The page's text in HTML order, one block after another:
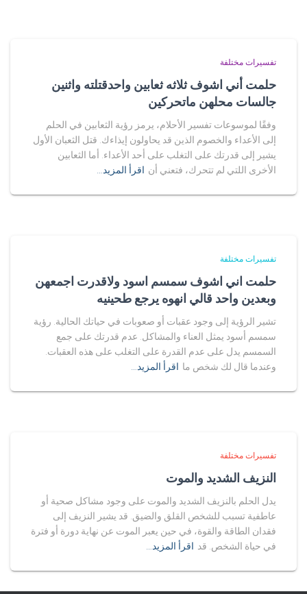
تفسيرات مختلفة
حلمت أني اشوف ثلاثه ثعابين واحدقتلته واثنين
جالسات محلهن ماتحركين
وفقًا لموسوعات تفسير الأحلام، يرمز رؤية الثعابين في الحلم
إلى الأعداء والخصوم الذين قد يحاولون إيذاءك. قتل الثعبان الأول
يشير إلى قدرتك على التغلب على أحد الأعداء. أما الثعابين
الأخرى اللتي لم تتحرك، فتعني أن اقرأ المزيد…
تفسيرات مختلفة
حلمت اني اشوف سمسم اسود ولاقدرت اجمعهن
وبعدين واحد قالي انهوه يرجع طحينيه
تشير الرؤية إلى وجود عقبات أو صعوبات في حياتك الحالية. رؤية
سمسم أسود يمثل العناء والمشاكل. عدم قدرتك على جمع
السمسم يدل على عدم القدرة على التغلب على هذه العقبات.
وعندما قال لك شخص ما اقرأ المزيد…
تفسيرات مختلفة
النزيف الشديد والموت
يدل الحلم بالنزيف الشديد والموت على وجود مشاكل صحية أو
عاطفية تسبب للشخص القلق والضيق. قد يشير النزيف إلى
فقدان الطاقة والقوة، في حين يعبر الموت عن نهاية دورة أو فترة
في حياة الشخص. قد اقرأ المزيد…